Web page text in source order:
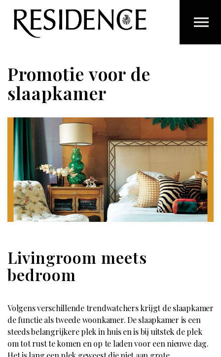
Overslaan en ga direct naar de inhoud
Promotie voor de
slaapkamer
Livingroom meets
bedroom
Volgens verschillende trendwatchers krijgt de slaapkamer
de functie als tweede woonkamer. De slaapkamer is een
steeds belangrijkere plek in huis en is bij uitstek de plek
om tot rust te komen en op te laden voor een nieuwe dag.